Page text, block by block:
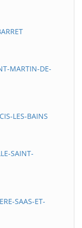
MARTIN-DE-
LES-BAINS
SAINT-
SAAS-ET-